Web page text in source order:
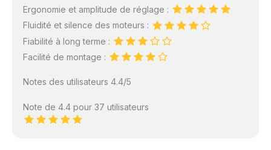
Ergonomie et amplitude de réglage :
Fluidité et silence des moteurs :
Fiabilité à long terme :
Facilité de montage :
Notes des utilisateurs 4.4/5
Note de 4.4 pour 37 utilisateurs